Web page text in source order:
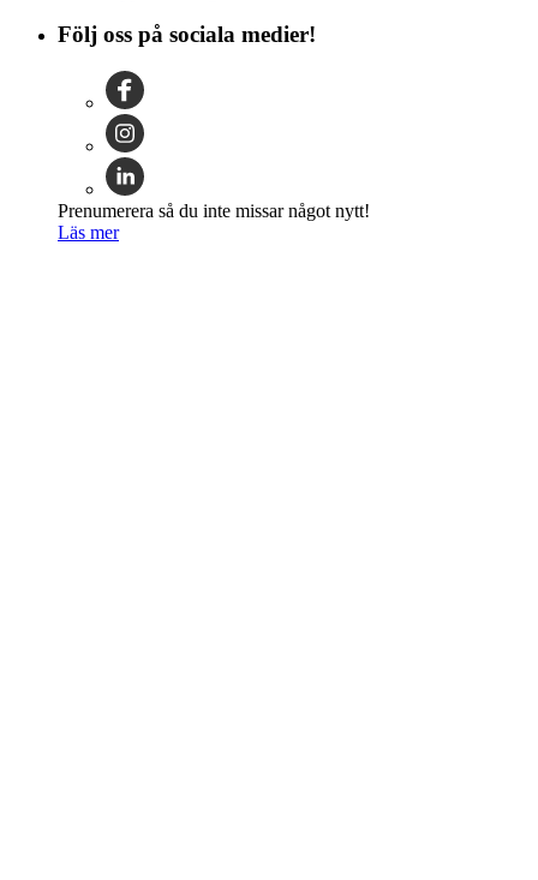
Följ oss på sociala medier!
Prenumerera så du inte missar något nytt!
Läs mer